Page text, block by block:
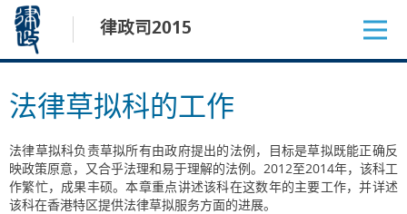
容
律政司2015
法律草拟科的工作
法律草拟科负责草拟所有由政府提出的法例，目标是草拟既能正确反
映政策原意，又合乎法理和易于理解的法例。2012至2014年，该科工
作繁忙，成果丰硕。本章重点讲述该科在这数年的主要工作，并详述
该科在香港特区提供法律草拟服务方面的进展。